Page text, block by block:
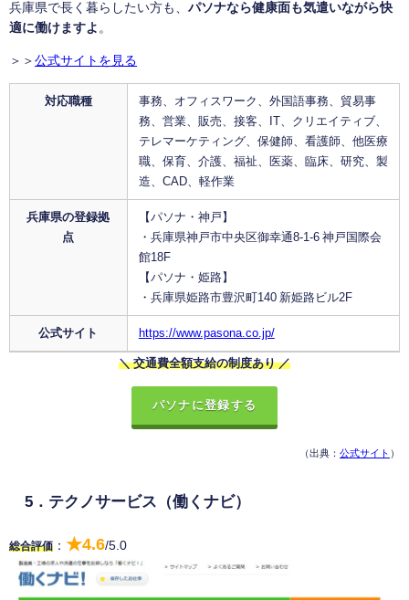
兵庫県で長く暮らしたい方も、 パソナなら健康面も気遣いながら快
適に働けますよ 。
＞＞ 公式サイトを見る
対応職種
事務、オフィスワーク、外国語事務、貿易事
務、営業、販売、接客、IT、クリエイティブ、
テレマーケティング、保健師、看護師、他医療
職、保育、介護、福祉、医薬、臨床、研究、製
造、CAD、軽作業
兵庫県の登録拠
点
【パソナ・神戸】
・兵庫県神戸市中央区御幸通8-1-6 神戸国際会
館18F
【パソナ・姫路】
・兵庫県姫路市豊沢町140 新姫路ビル2F
公式サイト https://www.pasona.co.jp/
＼ 交通費全額支給の制度あり ／
パソナに登録する
（出典： 公式サイト ）
5．テクノサービス（働くナビ）
総合評価 ： ★4.6/5.0